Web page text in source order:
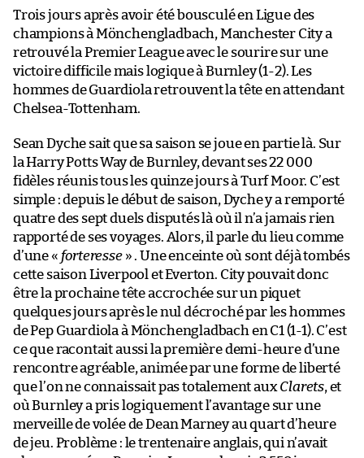
Trois jours après avoir été bousculé en Ligue des
champions à Mönchengladbach, Manchester City a
retrouvé la Premier League avec le sourire sur une
victoire difficile mais logique à Burnley (1-2). Les
hommes de Guardiola retrouvent la tête en attendant
Chelsea-Tottenham.
Sean Dyche sait que sa saison se joue en partie là. Sur
la Harry Potts Way de Burnley, devant ses 22 000
fidèles réunis tous les quinze jours à Turf Moor. C’est
simple : depuis le début de saison, Dyche y a remporté
quatre des sept duels disputés là où il n’a jamais rien
rapporté de ses voyages. Alors, il parle du lieu comme
d’une « forteresse» . Une enceinte où sont déjà tombés
cette saison Liverpool et Everton. City pouvait donc
être la prochaine tête accrochée sur un piquet
quelques jours après le nul décroché par les hommes
de Pep Guardiola à Mönchengladbach en C1 (1-1). C’est
ce que racontait aussi la première demi-heure d’une
rencontre agréable, animée par une forme de liberté
que l’on ne connaissait pas totalement aux Clarets, et
où Burnley a pris logiquement l’avantage sur une
merveille de volée de Dean Marney au quart d’heure
de jeu. Problème : le trentenaire anglais, qui n’avait